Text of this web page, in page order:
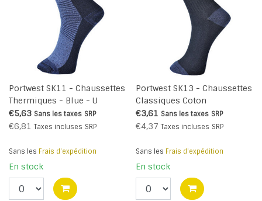
Portwest SK11 - Chaussettes
Thermiques - Blue - U
€5,63 Sans les taxes SRP
€6,81 Taxes incluses SRP
Sans les Frais d'expédition
En stock
Portwest SK13 - Chaussettes
Classiques Coton
majoritaire - Black - R
€3,61 Sans les taxes SRP
€4,37 Taxes incluses SRP
Sans les Frais d'expédition
En stock